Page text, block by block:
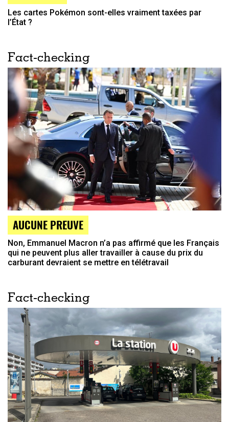
Les cartes Pokémon sont-elles vraiment taxées par
l’État ?
Fact-checking
AUCUNE PREUVE
Non, Emmanuel Macron n’a pas affirmé que les Français
qui ne peuvent plus aller travailler à cause du prix du
carburant devraient se mettre en télétravail
Fact-checking